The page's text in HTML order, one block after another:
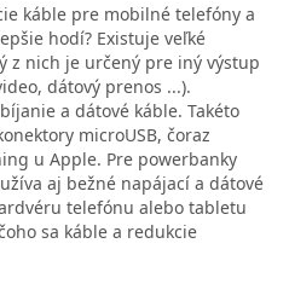
káble pre mobilné telefóny a
hodí? Existuje veľké
z nich je určený pre iný výstup
dátový prenos ...).
a dátové káble. Takéto
microUSB, čoraz
u Apple. Pre powerbanky
aj bežné napájací a dátové
telefónu alebo tabletu
sa káble a redukcie